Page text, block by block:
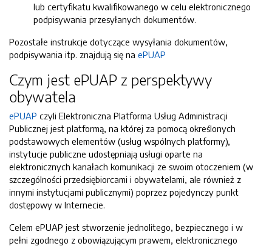
lub certyfikatu kwalifikowanego w celu elektronicznego
podpisywania przesyłanych dokumentów.
Pozostałe instrukcje dotyczące wysyłania dokumentów,
podpisywania itp. znajdują się na ePUAP
Czym jest ePUAP z perspektywy
obywatela
ePUAP czyli Elektroniczna Platforma Usług Administracji
Publicznej jest platformą, na której za pomocą określonych
podstawowych elementów (usług wspólnych platformy),
instytucje publiczne udostępniają usługi oparte na
elektronicznych kanałach komunikacji ze swoim otoczeniem (w
szczególności przedsiębiorcami i obywatelami, ale również z
innymi instytucjami publicznymi) poprzez pojedynczy punkt
dostępowy w Internecie.
Celem ePUAP jest stworzenie jednolitego, bezpiecznego i w
pełni zgodnego z obowiązującym prawem, elektronicznego